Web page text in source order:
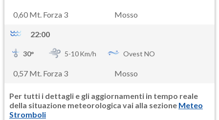
0,60 Mt. Forza 3 Mosso
22:00
30° 5-10Km/h Ovest NO
0,57 Mt. Forza 3 Mosso
Per tutti i dettagli e gli aggiornamenti in tempo reale
della situazione meteorologica vai alla sezione Meteo
Stromboli